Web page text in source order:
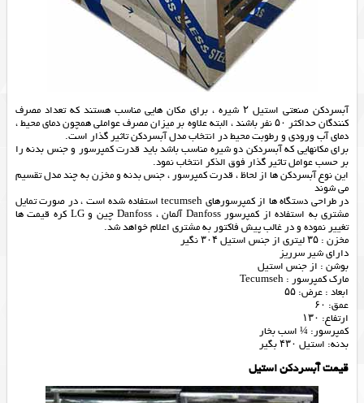
آبسردکن صنعتی استیل ۲ شیره ، برای مکان هایی مناسب هستند که تعداد مصرف
کنندگان حداکثر ۵۰ نفر باشند ، البته علاوه بر میزان مصرف عواملی همچون دمای محیط ،
دمای آب ورودی و رطوبت محیط در انتخاب مدل آبسردکن تاثیر گذار است.
برای مکانهایی که آبسردکن دو شیره مناسب باشد باید قدرت کمپرسور و جنس بدنه را
بر حسب عوامل تاثیر گذار فوق الذکر انتخاب نمود.
این نوع آبسردکن ها از لحاظ ، قدرت کمپرسور ، جنس بدنه و مخزن به چند مدل تقسیم
می شوند
در طراحي دستگاه ها از كمپرسورهاي tecumseh استفاده شده است ، در صورت تمايل
مشتري به استفاده از كمپرسور Danfoss آلمان ، Danfoss چين و LG كره قيمت ها
تغيير نموده و در غالب پيش فاكتور به مشتري اعلام خواهد شد.
مخزن : ۳۵ لیتری از جنس استیل ۳۰۴ نگیر
دارای شیر سرریز
بوشن : از جنس استیل
مارک کمپرسور : Tecumseh
ابعاد : عرض: ۵۵
عمق: ۶۰
ارتفاع: ۱۳۰
کمپرسور: ¼ اسب بخار
بدنه: استیل ۴۳۰ بگیر
قیمت آبسردکن استیل